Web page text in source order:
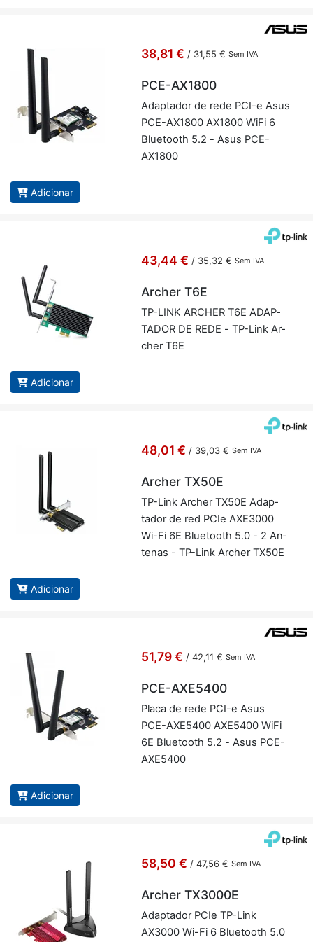
38,81 € / 31,55 € Sem IVA
PCE-AX1800
Adap­tador de rede PCI-e Asus
PCE-AX1800 AX1800 WiFi 6
Blu­e­tooth 5.2 - Asus PCE-
AX1800
Adicionar
43,44 € / 35,32 € Sem IVA
Archer T6E
TP-LINK AR­CHER T6E ADAP­
TADOR DE REDE - TP-Link Ar­
cher T6E
Adicionar
48,01 € / 39,03 € Sem IVA
Archer TX50E
TP-Link Ar­cher TX50E Adap­
tador de red PCIe AXE3000
Wi-Fi 6E Blu­e­tooth 5.0 - 2 An­
tenas - TP-Link Ar­cher TX50E
Adicionar
51,79 € / 42,11 € Sem IVA
PCE-AXE5400
Placa de rede PCI-e Asus
PCE-AXE5400 AXE5400 WiFi
6E Blu­e­tooth 5.2 - Asus PCE-
AXE5400
Adicionar
58,50 € / 47,56 € Sem IVA
Archer TX3000E
Adap­tador PCIe TP-Link
AX3000 Wi-Fi 6 Blu­e­tooth 5.0